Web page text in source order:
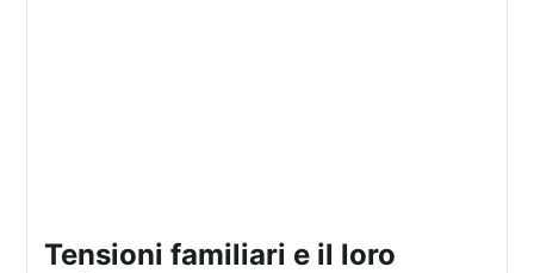
tensioni familiari e il loro